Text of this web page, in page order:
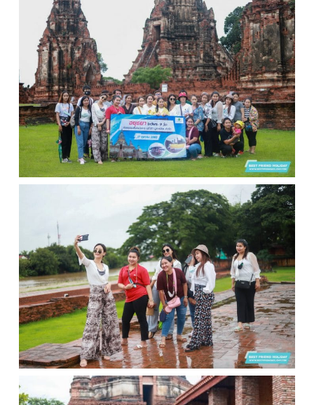
เรือเจ้าพระยา
บริการอื่นๆ
ติดต่อเรา
Search